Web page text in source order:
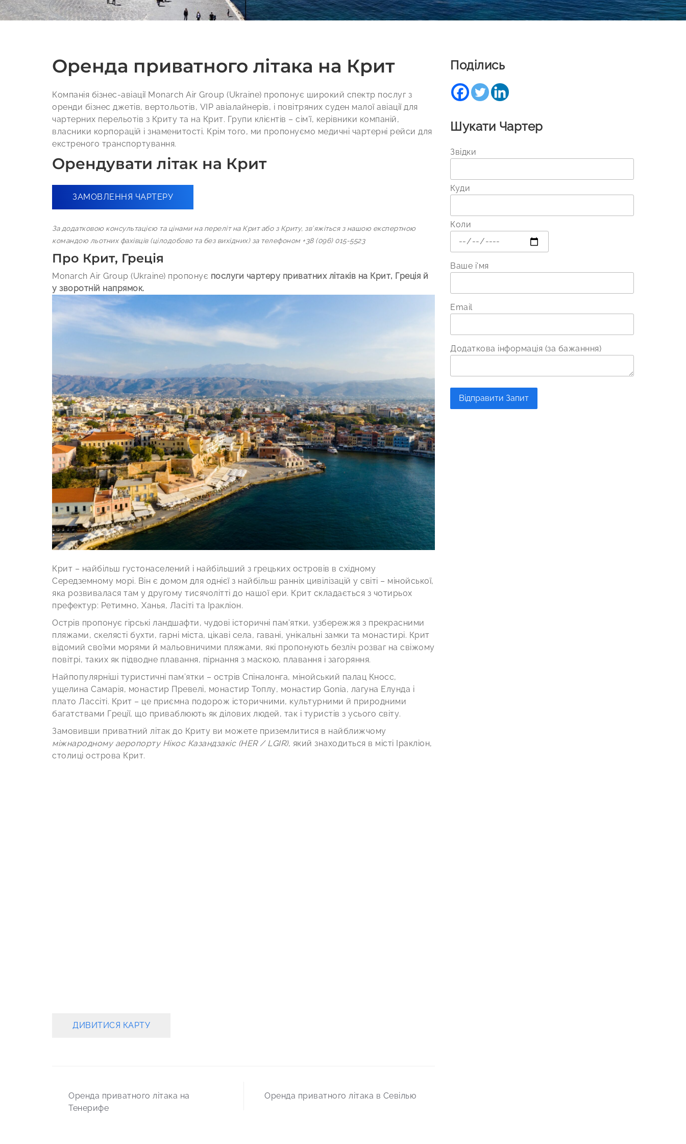
Оренда приватного літака на Крит
Компанія бізнес-авіації Monarch Air Group (Ukraine) пропонує широкий спектр послуг з
оренди бізнес джетів, вертольотів, VIP авіалайнерів, і повітряних суден малої авіації для
чартерних перельотів з Криту та на Крит. Групи клієнтів – сім’ї, керівники компаній,
власники корпорацій і знаменитості. Крім того, ми пропонуємо медичні чартерні рейси для
екстреного транспортування.
Орендувати літак на Крит
ЗАМОВЛЕННЯ ЧАРТЕРУ
За додатковою консультацією та цінами на переліт на Крит або з Криту, зв’яжіться з нашою експертною
командою льотних фахівців (цілодобово та без вихідних) за телефоном +38 (096) 015-5523
Про Крит, Греція
Monarch Air Group (Ukraine) пропонує послуги чартеру приватних літаків на Крит, Греція й
у зворотній напрямок.
Крит – найбільш густонаселений і найбільший з грецьких островів в східному
Середземному морі. Він є домом для однієї з найбільш ранніх цивілізацій у світі – мінойської,
яка розвивалася там у другому тисячолітті до нашої ери. Крит складається з чотирьох
префектур: Ретимно, Ханья, Ласіті та Іракліон.
Острів пропонує гірські ландшафти, чудові історичні пам’ятки, узбережжя з прекрасними
пляжами, скелясті бухти, гарні міста, цікаві села, гавані, унікальні замки та монастирі. Крит
відомий своїми морями й мальовничими пляжами, які пропонують безліч розваг на свіжому
повітрі, таких як підводне плавання, пірнання з маскою, плавання і загоряння.
Найпопулярніші туристичні пам’ятки – острів Спіналонга, мінойський палац Кносс,
ущелина Самарія, монастир Превелі, монастир Топлу, монастир Gonia, лагуна Елунда і
плато Лассіті. Крит – це приємна подорож історичними, культурними й природними
багатствами Греції, що приваблюють як ділових людей, так і туристів з усього світу.
Замовивши приватний літак до Криту ви можете приземлитися в найближчому
міжнародному аеропорту Нікос Казандзакіс (HER / LGIR), який знаходиться в місті Іракліон,
столиці острова Крит.
ДИВИТИСЯ КАРТУ
Post
navigation
Оренда приватного літака на
Тенерифе
Оренда приватного літака в Севілью
Поділись
Шукати Чартер
Звідки
Куди
Коли
Ваше і'мя
Email
Додаткова інформація (за бажанння)